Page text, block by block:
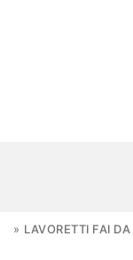
» LAVORETTI FAI DA